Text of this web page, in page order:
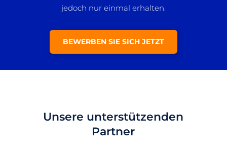
jedoch nur einmal erhalten.
BEWERBEN SIE SICH JETZT
Unsere unterstützenden
Partner